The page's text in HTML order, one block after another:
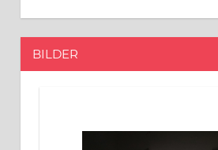
BILDER